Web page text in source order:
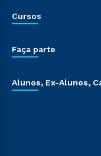
Cursos
Faça parte
Alunos, Ex-Alunos,